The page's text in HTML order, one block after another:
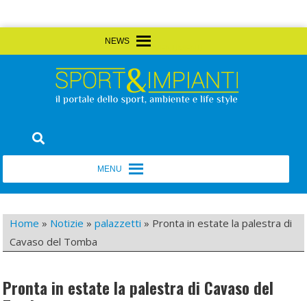
to
Sport&Impianti
Home » Notizie »palazzetti » Pronta in estate la palestra di
Cavaso del Tomba
Pronta in estate la palestra di Cavaso del